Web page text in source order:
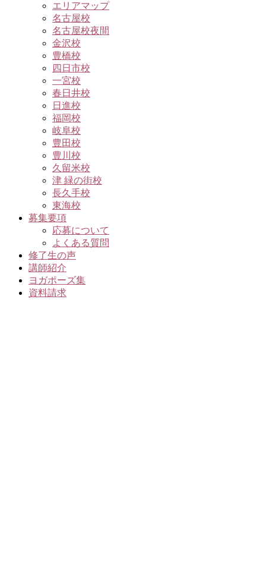
エリアマップ
名古屋校
名古屋校夜間
金沢校
豊橋校
四日市校
一宮校
春日井校
日進校
福岡校
岐阜校
豊田校
豊川校
久留米校
津 緑の街校
長久手校
東海校
募集要項
応募について
よくある質問
修了生の声
講師紹介
ヨガポーズ集
資料請求